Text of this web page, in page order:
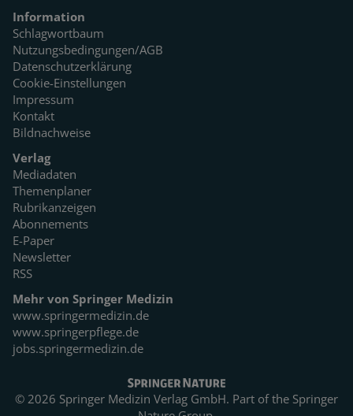
Information
Schlagwortbaum
Nutzungsbedingungen/AGB
Datenschutzerklärung
Cookie-Einstellungen
Impressum
Kontakt
Bildnachweise
Verlag
Mediadaten
Themenplaner
Rubrikanzeigen
Abonnements
E-Paper
Newsletter
RSS
Mehr von Springer Medizin
www.springermedizin.de
www.springerpflege.de
jobs.springermedizin.de
© 2026 Springer Medizin Verlag GmbH. Part of the Springer